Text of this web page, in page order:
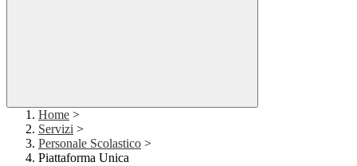
Home >
Servizi >
Personale Scolastico >
Piattaforma Unica